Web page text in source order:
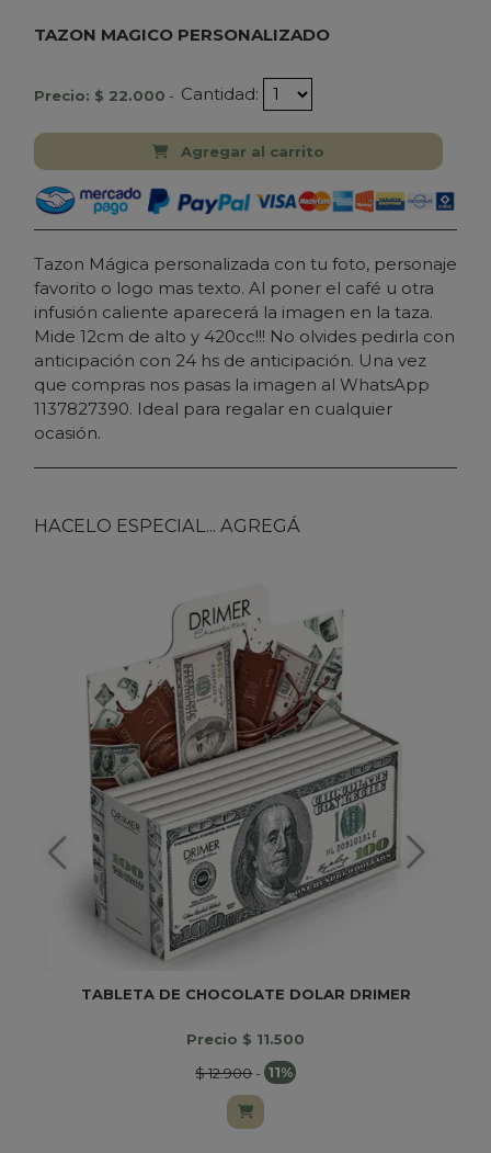
TAZON MAGICO PERSONALIZADO
Precio: $ 22.000 - Cantidad:
Agregar al carrito
Tazon Mágica personalizada con tu foto, personaje
favorito o logo mas texto. Al poner el café u otra
infusión caliente aparecerá la imagen en la taza.
Mide 12cm de alto y 420cc!!! No olvides pedirla con
anticipación con 24 hs de anticipación. Una vez
que compras nos pasas la imagen al WhatsApp
1137827390. Ideal para regalar en cualquier
ocasión.
HACELO ESPECIAL... AGREGÁ
TABLETA DE CHOCOLATE DOLAR DRIMER
Precio $ 11.500
$ 12.900- 11%